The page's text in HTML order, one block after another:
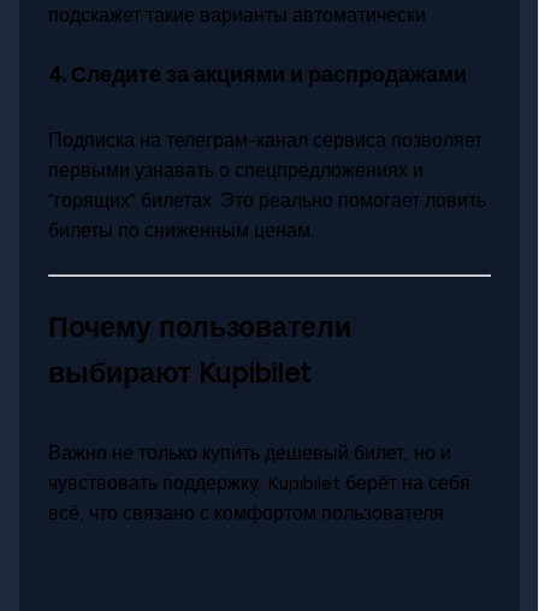
подскажет такие варианты автоматически.
4. Следите за акциями и распродажами
Подписка на телеграм-канал сервиса позволяет
первыми узнавать о спецпредложениях и
“горящих” билетах. Это реально помогает ловить
билеты по сниженным ценам.
Почему пользователи
выбирают Kupibilet
Важно не только купить дешевый билет, но и
чувствовать поддержку. Kupibilet берёт на себя
всё, что связано с комфортом пользователя: